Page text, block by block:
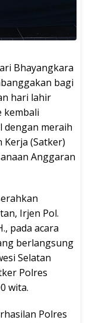
Bhayangkara
bagi
hari lahir
kembali
dengan meraih
Kerja (Satker)
Anggaran
Irjen Pol.
pada acara
berlangsung
Selatan
Polres
wita.
Polres